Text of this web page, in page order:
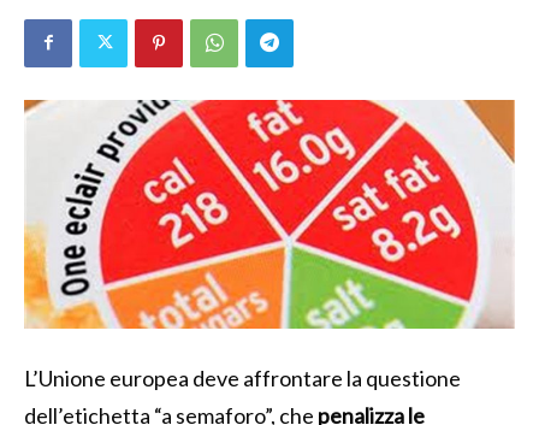
L’Unione europea deve affrontare la questione
dell’etichetta “a semaforo”, che penalizza le